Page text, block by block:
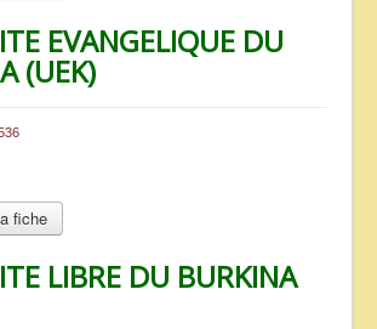
EVANGELIQUE DU
(UEK)
fiche
LIBRE DU BURKINA